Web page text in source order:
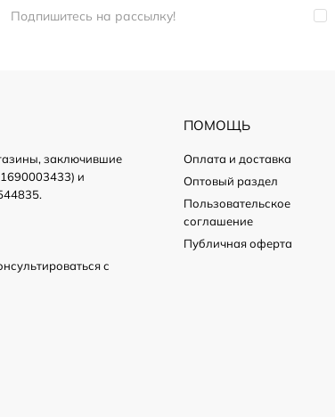
Подпишитесь на рассылкy!
заключившие
и
с
ПОМОЩЬ
Оплата и доставка
Оптовый раздел
Пользовательское
соглашение
Публичная оферта